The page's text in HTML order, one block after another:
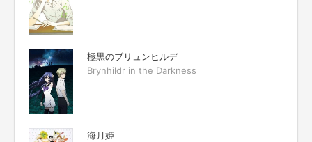
極黒のブリュンヒルデ
Brynhildr in the Darkness
海月姫